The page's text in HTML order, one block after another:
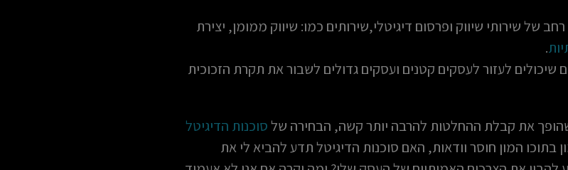
של שירותי שיווק ופרסום דיגיטלי,שירותים כמו: שיווק ממומן, יצירת
.
שיכולים לעזור לעסקים קטנים ועסקים גדולים לשבור את תקרת הזכוכית
את קבלת ההחלטות להרבה יותר קשה, הבחירה שלסוכנות הדיגיטל
המון חוסר וודאות, האם סוכנות הדיגיטל תדע להביא לי את